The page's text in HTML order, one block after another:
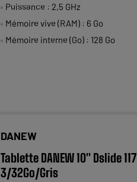
Puissance : 2,5 GHz
Mémoire vive (RAM) : 6 Go
Mémoire interne (Go) : 128 Go
DANEW
Tablette DANEW 10" Dslide 117
3/32Go/Gris